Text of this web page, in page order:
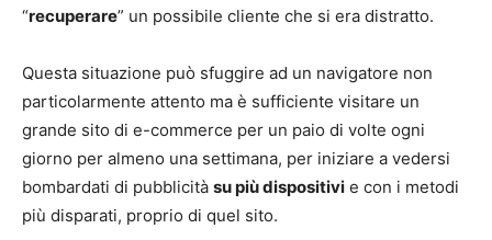
“recuperare” un possibile cliente che si era distratto.
Questa situazione può sfuggire ad un navigatore non
particolarmente attento ma è sufficiente visitare un
grande sito di e-commerce per un paio di volte ogni
giorno per almeno una settimana, per iniziare a vedersi
bombardati di pubblicità su più dispositivi e con i metodi
più disparati, proprio di quel sito.